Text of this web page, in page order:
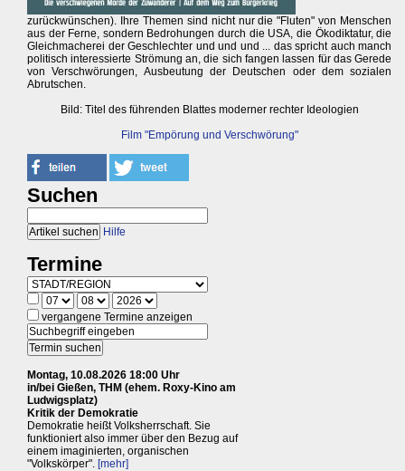
zurückwünschen). Ihre Themen sind nicht nur die "Fluten" von Menschen
aus der Ferne, sondern Bedrohungen durch die USA, die Ökodiktatur, die
Gleichmacherei der Geschlechter und und und ... das spricht auch manch
politisch interessierte Strömung an, die sich fangen lassen für das Gerede
von Verschwörungen, Ausbeutung der Deutschen oder dem sozialen
Abrutschen.
Bild: Titel des führenden Blattes moderner rechter Ideologien
Film "Empörung und Verschwörung"
Suchen
Hilfe
Termine
vergangene Termine anzeigen
Montag, 10.08.2026 18:00 Uhr
in/bei Gießen, THM (ehem. Roxy-Kino am
Ludwigsplatz)
Kritik der Demokratie
Demokratie heißt Volksherrschaft. Sie
funktioniert also immer über den Bezug auf
einem imaginierten, organischen
"Volkskörper". [mehr]